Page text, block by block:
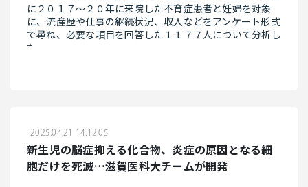
するとした８種類の合成着色料について
「今回の発表では科学的根拠が示されて
いないが、情報を集めて対応の必要性な
全国の健保組合のうち、７６％にあた
る１０４３組合で収支が赤字となる見込
平均保険料率である１０％を上回った場
合、保険料負担が軽くなるため、組合の
に２０１７～２０年に来院した不育症患者と妊婦を対象
に、流産歴や仕事の継続状況、収入などをアンケート形式
で尋ね、必要な項目を回答した１１７７人について分析し
た。
件と算出。これらから流産を理由にした離職者は１万１７
００人と推計し、経済損失は総額４６６億円と算出した。
不育症は、流産や死産を２回以上繰り返す状態で、原因
2025.04.21 14:12:05
新生児の脳症抑える化合物、炎症の原因となる細
胞だけを死滅…滋賀医科大チームが開発